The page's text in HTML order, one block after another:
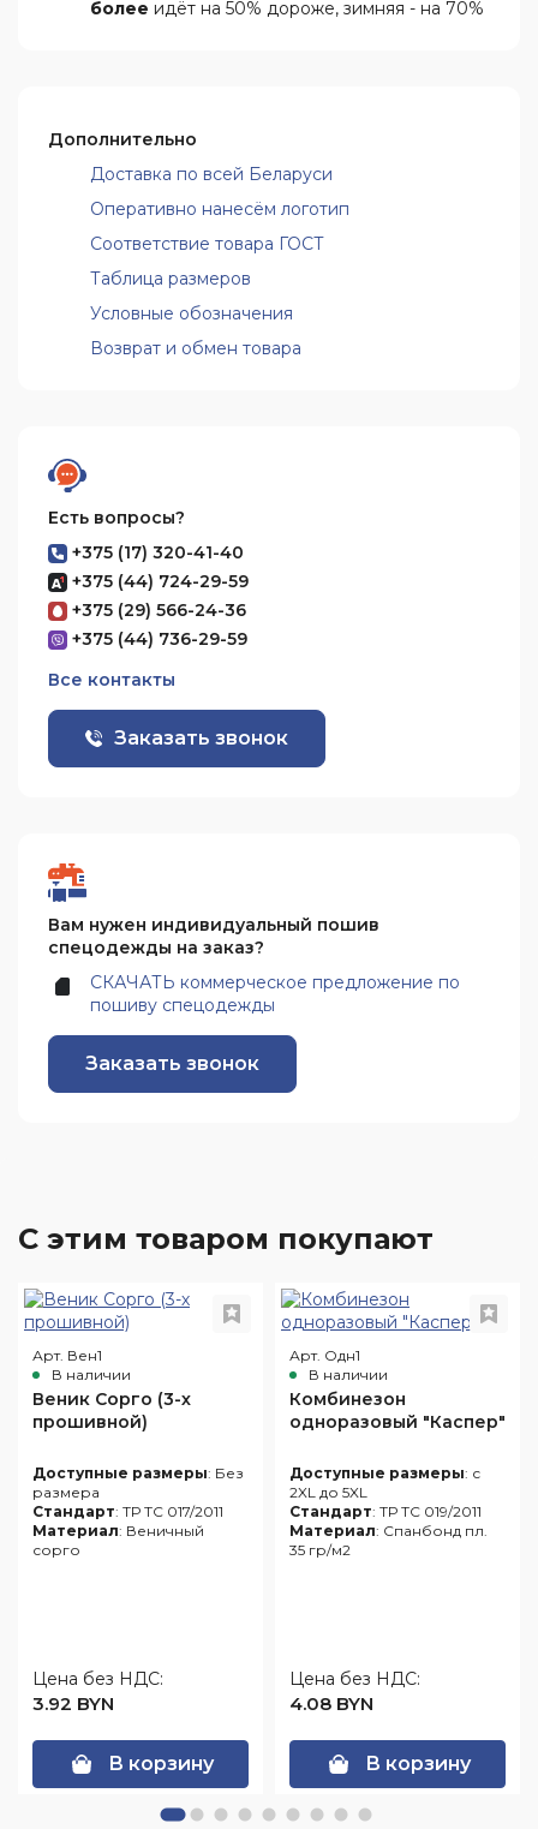
более идёт на 50% дороже, зимняя - на 70%
Дополнительно
Доставка по всей Беларуси
Оперативно нанесём логотип
Соответствие товара ГОСТ
Таблица размеров
Условные обозначения
Возврат и обмен товара
Есть вопросы?
+375 (17) 320-41-40
+375 (44) 724-29-59
+375 (29) 566-24-36
+375 (44) 736-29-59
Все контакты
Заказать звонок
Вам нужен индивидуальный пошив
спецодежды на заказ?
СКАЧАТЬ коммерческое предложение по
пошиву спецодежды
Заказать звонок
С этим товаром покупают
Арт. Вен1
В наличии
Веник Сорго (3-х
прошивной)
Доступные размеры: Без
размера
Стандарт: ТР ТС 017/2011
Материал: Веничный
сорго
Цена без НДС:
3.92 BYN
В корзину
Арт. Одн1
В наличии
Комбинезон
одноразовый "Каспер"
Доступные размеры: с
2XL до 5XL
Стандарт: ТР ТС 019/2011
Материал: Спанбонд пл.
35 гр/м2
Цена без НДС:
4.08 BYN
В корзину